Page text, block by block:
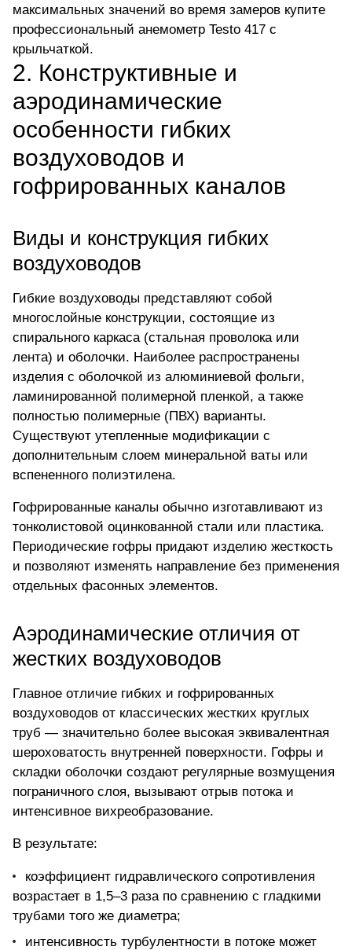
максимальных значений во время замеров купите
профессиональный анемометр Testo 417 с
крыльчаткой.
2. Конструктивные и
аэродинамические
особенности гибких
воздуховодов и
гофрированных каналов
Виды и конструкция гибких
воздуховодов
Гибкие воздуховоды представляют собой
многослойные конструкции, состоящие из
спирального каркаса (стальная проволока или
лента) и оболочки. Наиболее распространены
изделия с оболочкой из алюминиевой фольги,
ламинированной полимерной пленкой, а также
полностью полимерные (ПВХ) варианты.
Существуют утепленные модификации с
дополнительным слоем минеральной ваты или
вспененного полиэтилена.
Гофрированные каналы обычно изготавливают из
тонколистовой оцинкованной стали или пластика.
Периодические гофры придают изделию жесткость
и позволяют изменять направление без применения
отдельных фасонных элементов.
Аэродинамические отличия от
жестких воздуховодов
Главное отличие гибких и гофрированных
воздуховодов от классических жестких круглых
труб — значительно более высокая эквивалентная
шероховатость внутренней поверхности. Гофры и
складки оболочки создают регулярные возмущения
пограничного слоя, вызывают отрыв потока и
интенсивное вихреобразование.
В результате:
коэффициент гидравлического сопротивления
возрастает в 1,5–3 раза по сравнению с гладкими
трубами того же диаметра;
интенсивность турбулентности в потоке может